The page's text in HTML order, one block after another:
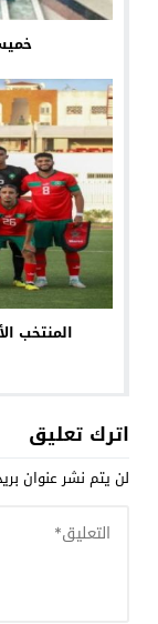
المنتخب
اترك تعليق
لن يتم نشر عنوان